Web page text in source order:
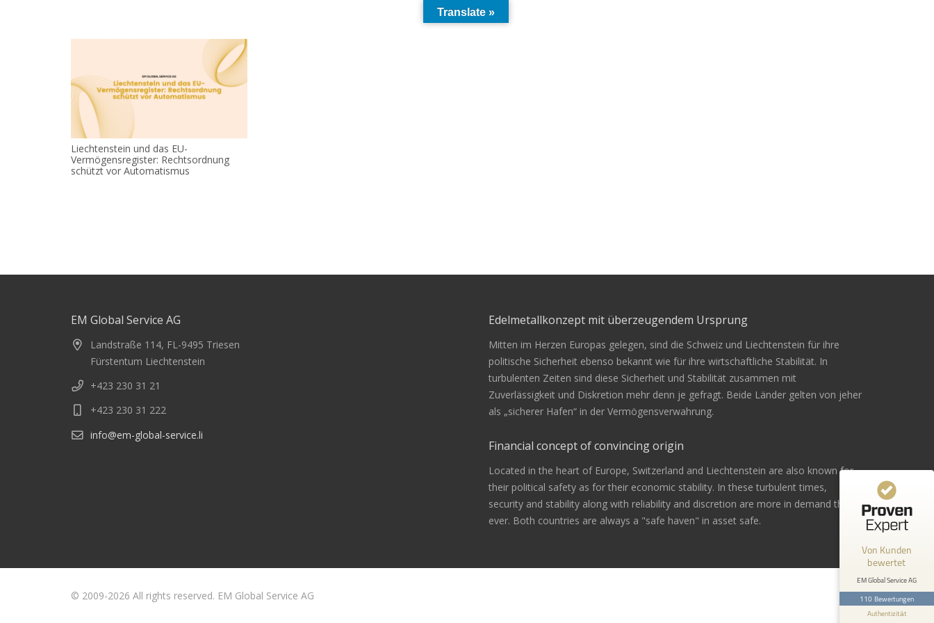
Liechtenstein und das EU-
Vermögensregister: Rechtsordnung
schützt vor Automatismus
EM Global Service AG
Landstraße 114, FL-9495 Triesen
Fürstentum Liechtenstein
+423 230 31 21
+423 230 31 222
info@em-global-service.li
Edelmetallkonzept mit überzeugendem Ursprung
Mitten im Herzen Europas gelegen, sind die Schweiz und Liechtenstein für ihre
politische Sicherheit ebenso bekannt wie für ihre wirtschaftliche Stabilität. In
turbulenten Zeiten sind diese Sicherheit und Stabilität zusammen mit
Zuverlässigkeit und Diskretion mehr denn je gefragt. Beide Länder gelten von jeher
als „sicherer Hafen“ in der Vermögensverwahrung.
Financial concept of convincing origin
Located in the heart of Europe, Switzerland and Liechtenstein are also known for
their political safety as for their economic stability. In these turbulent times,
security and stability along with reliability and discretion are more in demand than
ever. Both countries are always a "safe haven" in asset safe.
© 2009-2026 All rights reserved. EM Global Service AG
Translate »
Von Kunden
bewertet
EM Global Service AG
110 Bewertungen
Authentizität
Kundenbewertungen und Erfahrungen zu
EM Global Service AG
SEHR GUT
68
Bewertungen auf
ProvenExpert.com
42
Bewertungen von 1
anderen Quelle
Blick aufs ProvenExpert-Profil werfen
Andreas Z.
5
Bin mit der Beratung sehr zufrieden
weiterempfehlen .